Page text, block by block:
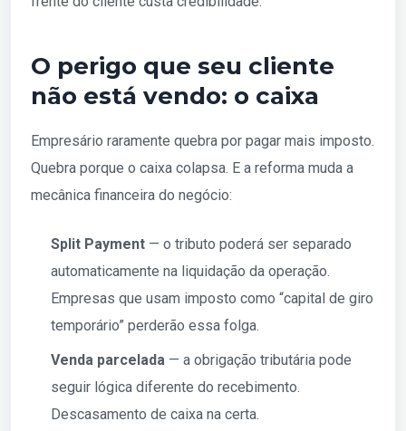
O perigo que seu cliente
não está vendo: o caixa
Empresário raramente quebra por pagar mais imposto.
Quebra porque o caixa colapsa. E a reforma muda a
mecânica financeira do negócio:
Split Payment — o tributo poderá ser separado
automaticamente na liquidação da operação.
Empresas que usam imposto como “capital de giro
temporário” perderão essa folga.
Venda parcelada — a obrigação tributária pode
seguir lógica diferente do recebimento.
Descasamento de caixa na certa.